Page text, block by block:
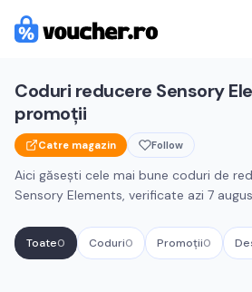
Coduri reducere Sensory
promoții
Catre magazin Follow
Aici găsești cele mai bune coduri de
Sensory Elements, verificate azi 7
Toate0 Coduri0 Promoții0